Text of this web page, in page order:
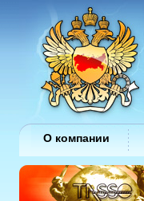
О компании